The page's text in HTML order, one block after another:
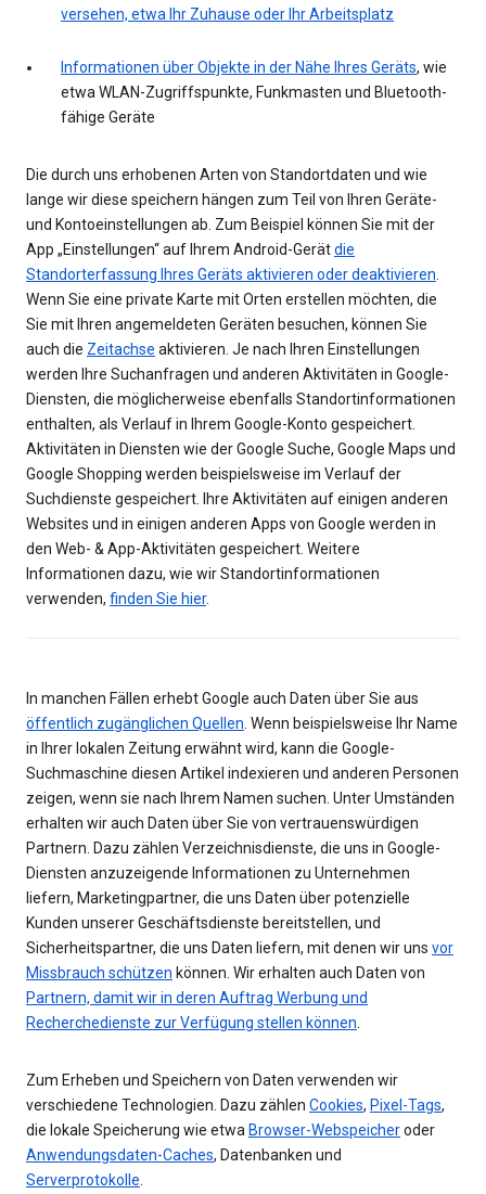
versehen, etwa Ihr Zuhause oder Ihr Arbeitsplatz
Informationen über Objekte in der Nähe Ihres Geräts, wie
etwa WLAN-Zugriffspunkte, Funkmasten und Bluetooth-
fähige Geräte
Die durch uns erhobenen Arten von Standortdaten und wie
lange wir diese speichern hängen zum Teil von Ihren Geräte-
und Kontoeinstellungen ab. Zum Beispiel können Sie mit der
App „Einstellungen“ auf Ihrem Android-Gerätdie
Standorterfassung Ihres Geräts aktivieren oder deaktivieren
Wenn Sie eine private Karte mit Orten erstellen möchten, die
Sie mit Ihren angemeldeten Geräten besuchen, können Sie
auch die Zeitachse aktivieren. Je nach Ihren Einstellungen
werden Ihre Suchanfragen und anderen Aktivitäten in Google-
Diensten, die möglicherweise ebenfalls Standortinformationen
enthalten, als Verlauf in Ihrem Google-Konto gespeichert.
Aktivitäten in Diensten wie der Google Suche, Google Maps und
Google Shopping werden beispielsweise im Verlauf der
Suchdienste gespeichert. Ihre Aktivitäten auf einigen anderen
Websites und in einigen anderen Apps von Google werden in
den Web- & App-Aktivitäten gespeichert. Weitere
Informationen dazu, wie wir Standortinformationen
verwenden, finden Sie hier.
In manchen Fällen erhebt Google auch Daten über Sie aus
öffentlich zugänglichen Quellen . Wenn beispielsweise Ihr Name
in Ihrer lokalen Zeitung erwähnt wird, kann die Google-
Suchmaschine diesen Artikel indexieren und anderen Personen
zeigen, wenn sie nach Ihrem Namen suchen. Unter Umständen
erhalten wir auch Daten über Sie von vertrauenswürdigen
Partnern. Dazu zählen Verzeichnisdienste, die uns in Google-
Diensten anzuzeigende Informationen zu Unternehmen
liefern, Marketingpartner, die uns Daten über potenzielle
Kunden unserer Geschäftsdienste bereitstellen, und
Sicherheitspartner, die uns Daten liefern, mit denen wir uns vor
Missbrauch schützen können. Wir erhalten auch Daten von
Partnern, damit wir in deren Auftrag Werbung und
Recherchedienste zur Verfügung stellen können
Zum Erheben und Speichern von Daten verwenden wir
verschiedene Technologien. Dazu zählen Cookies, Pixel-Tags,
die lokale Speicherung wie etwa Browser-Webspeicheroder
Anwendungsdaten-Caches, Datenbanken und
Serverprotokolle